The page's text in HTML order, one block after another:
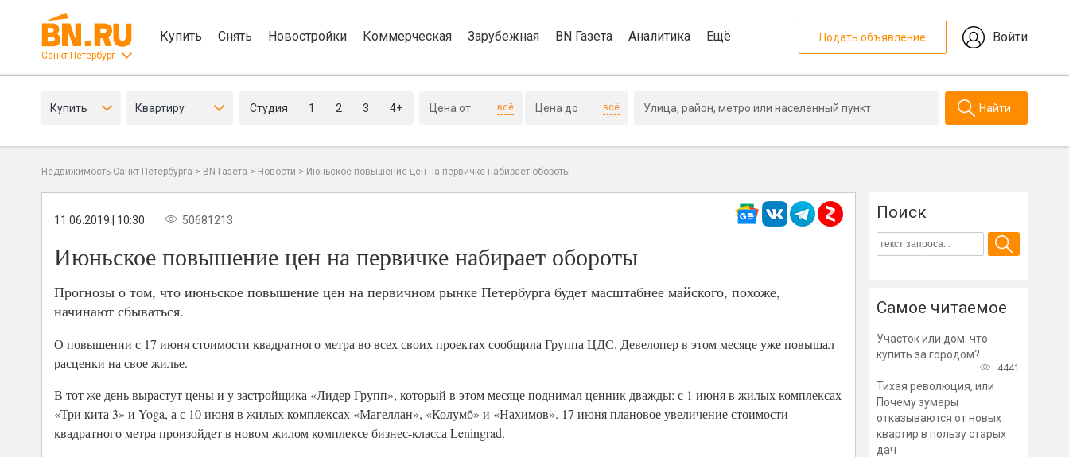
Санкт-Петербург
Купить Снять Новостройки Коммерческая Зарубежная BN Газета Аналитика Ещё Подать объявление Войти
Купить Квартиру Студия 1 2 3 4+ всё всё Найти
Недвижимость Санкт-Петербурга > BN Газета > Новости > Июньское повышение цен на первичке набирает обороты
11.06.2019 | 10:30 50681213
Июньское повышение цен на первичке набирает обороты
Прогнозы о том, что июньское повышение цен на первичном рынке Петербурга будет масштабнее майского, похоже,
начинают сбываться.
О повышении с 17 июня стоимости квадратного метра во всех своих проектах сообщила Группа ЦДС. Девелопер в этом месяце уже повышал
расценки на свое жилье.
В тот же день вырастут цены и у застройщика «Лидер Групп», который в этом месяце поднимал ценник дважды: с 1 июня в жилых комплексах
«Три кита 3» и Yoga, а с 10 июня в жилых комплексах «Магеллан», «Колумб» и «Нахимов». 17 июня плановое увеличение стоимости
квадратного метра произойдет в новом жилом комплексе бизнес-класса Leningrad.
Поиск
Самое читаемое
Участок или дом: что
купить за городом?
4441
Тихая революция, или
Почему зумеры
отказываются от новых
квартир в пользу старых
дач